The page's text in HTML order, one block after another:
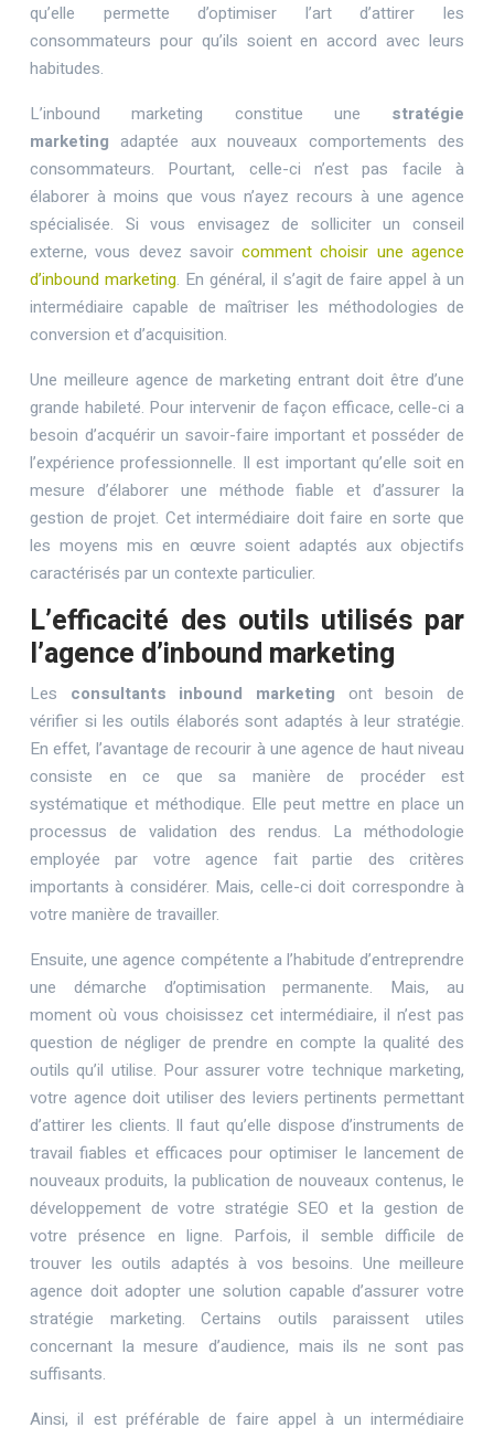
qu’elle permette d’optimiser l’art d’attirer les
consommateurs pour qu’ils soient en accord avec leurs
habitudes.
L’inbound marketing constitue une stratégie
marketingadaptée aux nouveaux comportements des
consommateurs. Pourtant, celle-ci n’est pas facile à
élaborer à moins que vous n’ayez recours à une agence
spécialisée. Si vous envisagez de solliciter un conseil
externe, vous devez savoircomment choisir une agence
d’inbound marketing. En général, il s’agit de faire appel à un
intermédiaire capable de maîtriser les méthodologies de
conversion et d’acquisition.
Une meilleure agence de marketing entrant doit être d’une
grande habileté. Pour intervenir de façon efficace, celle-ci a
besoin d’acquérir un savoir-faire important et posséder de
l’expérience professionnelle. Il est important qu’elle soit en
mesure d’élaborer une méthode fiable et d’assurer la
gestion de projet. Cet intermédiaire doit faire en sorte que
les moyens mis en œuvre soient adaptés aux objectifs
caractérisés par un contexte particulier.
L’efficacité des outils utilisés par
l’agence d’inbound marketing
Les consultants inbound marketing ont besoin de
vérifier si les outils élaborés sont adaptés à leur stratégie.
En effet, l’avantage de recourir à une agence de haut niveau
consiste en ce que sa manière de procéder est
systématique et méthodique. Elle peut mettre en place un
processus de validation des rendus. La méthodologie
employée par votre agence fait partie des critères
importants à considérer. Mais, celle-ci doit correspondre à
votre manière de travailler.
Ensuite, une agence compétente a l’habitude d’entreprendre
une démarche d’optimisation permanente. Mais, au
moment où vous choisissez cet intermédiaire, il n’est pas
question de négliger de prendre en compte la qualité des
outils qu’il utilise. Pour assurer votre technique marketing,
votre agence doit utiliser des leviers pertinents permettant
d’attirer les clients. Il faut qu’elle dispose d’instruments de
travail fiables et efficaces pour optimiser le lancement de
nouveaux produits, la publication de nouveaux contenus, le
développement de votre stratégie SEO et la gestion de
votre présence en ligne. Parfois, il semble difficile de
trouver les outils adaptés à vos besoins. Une meilleure
agence doit adopter une solution capable d’assurer votre
stratégie marketing. Certains outils paraissent utiles
concernant la mesure d’audience, mais ils ne sont pas
suffisants.
Ainsi, il est préférable de faire appel à un intermédiaire